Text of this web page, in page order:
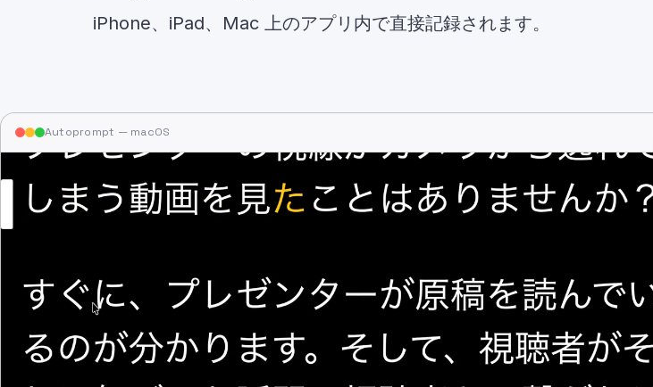
iPhone、iPad、Mac 上のアプリ内で直接記録されます。
Autoprompt — macOS